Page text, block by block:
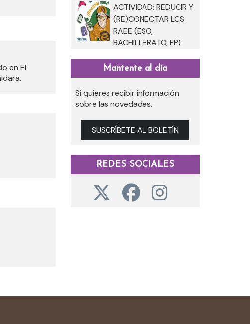
en El
ACTIVIDAD: REDUCIR Y
(RE)CONECTAR LOS
RAEE (ESO,
BACHILLERATO, FP)
Mantente al día
Si quieres recibir información
sobre las novedades.
SUSCRÍBETE AL BOLETÍN
REDES SOCIALES